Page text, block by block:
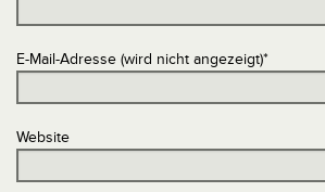
E-Mail-Adresse (wird nicht angezeigt)*
Website